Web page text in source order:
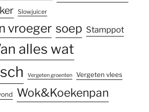
Slowjuicer
vroeger soep Stamppot
alles wat
Vergeten groenten Vergeten vlees
Wok&Koekenpan